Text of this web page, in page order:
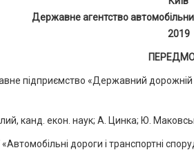
Державне агентство
2019
підприємство «Державний дорожній
канд. екон. наук; А. Цинка; Ю.
дороги і транспортні